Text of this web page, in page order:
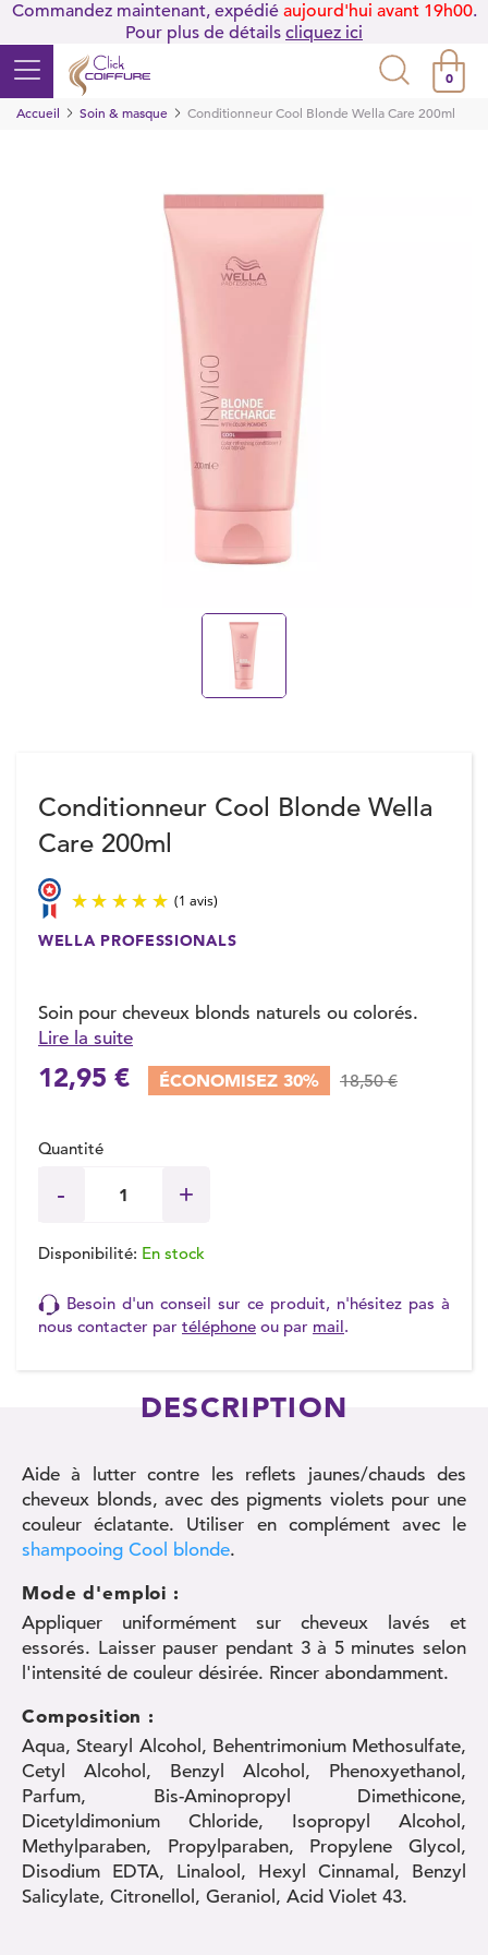
Commandez maintenant, expédié aujourd'hui avant 19h00.
Pour plus de détails cliquez ici
0
Accueil
Soin & masque Conditionneur Cool Blonde Wella Care 200ml
Conditionneur Cool Blonde Wella
Care 200ml
WELLA PROFESSIONALS
Soin pour cheveux blonds naturels ou colorés.
Lire la suite
12,95 € ÉCONOMISEZ 30% 18,50 €
Quantité
Disponibilité: En stock
Besoin d'un conseil sur ce produit, n'hésitez pas à
nous contacter par téléphone ou par mail.
DESCRIPTION
Aide à lutter contre les reflets jaunes/chauds des
cheveux blonds, avec des pigments violets pour une
couleur éclatante. Utiliser en complément avec le
shampooing Cool blonde.
Mode d'emploi :
Appliquer uniformément sur cheveux lavés et
essorés. Laisser pauser pendant 3 à 5 minutes selon
l'intensité de couleur désirée. Rincer abondamment.
Composition :
Aqua, Stearyl Alcohol, Behentrimonium Methosulfate,
Cetyl Alcohol, Benzyl Alcohol, Phenoxyethanol,
Parfum, Bis-Aminopropyl Dimethicone,
Dicetyldimonium Chloride, Isopropyl Alcohol,
Methylparaben, Propylparaben, Propylene Glycol,
Disodium EDTA, Linalool, Hexyl Cinnamal, Benzyl
Salicylate, Citronellol, Geraniol, Acid Violet 43.